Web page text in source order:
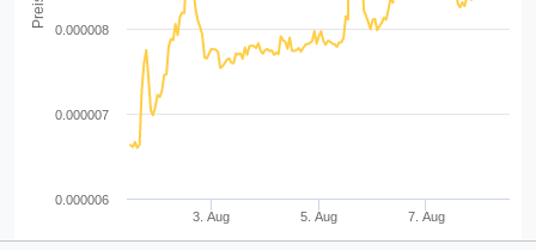
3. Aug 5. Aug 7. Aug
0.000006
0.000007
0.000008